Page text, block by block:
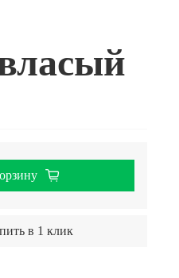
в 1 клик